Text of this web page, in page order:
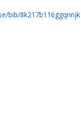
bib/8k217b116ggqnnjk